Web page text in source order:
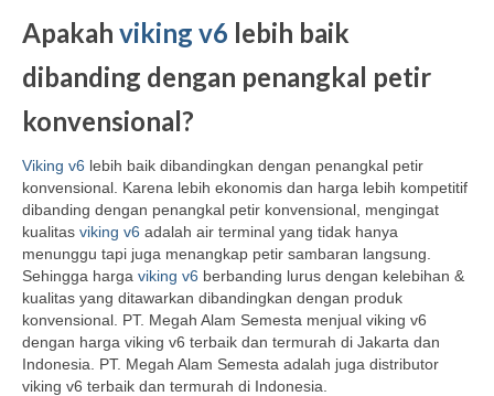
Apakah viking v6 lebih baik
dibanding dengan penangkal petir
konvensional?
Viking v6 lebih baik dibandingkan dengan penangkal petir
konvensional. Karena lebih ekonomis dan harga lebih kompetitif
dibanding dengan penangkal petir konvensional, mengingat
kualitas viking v6 adalah air terminal yang tidak hanya
menunggu tapi juga menangkap petir sambaran langsung.
Sehingga harga viking v6 berbanding lurus dengan kelebihan &
kualitas yang ditawarkan dibandingkan dengan produk
konvensional. PT. Megah Alam Semesta menjual viking v6
dengan harga viking v6 terbaik dan termurah di Jakarta dan
Indonesia. PT. Megah Alam Semesta adalah juga distributor
viking v6 terbaik dan termurah di Indonesia.